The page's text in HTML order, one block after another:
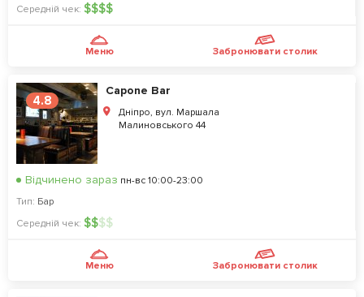
Середній чек: $$$$
Меню Забронювати столик
4.8
Capone Bar
Дніпро, вул. Маршала
Малиновського 44
Відчинено зараз пн-вс 10:00-23:00
Тип: Бар
Середній чек: $$$$
Меню Забронювати столик